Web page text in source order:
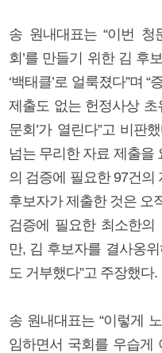
송 원내대표는 “이번 청
회’를 만들기 위한 김 후
‘백태클’로 얼룩졌다”며
제출도 없는 헌정사상 초
문회’가 열린다”고 비판
넘는 무리한 자료 제출을
의 검증에 필요한 97건의
후보자가 제출한 것은 오
검증에 필요한 최소한의
만, 김 후보자를 결사옹
도 거부했다”고 주장했다.
송 원내대표는 “이렇게
임하면서 국회를 우습게